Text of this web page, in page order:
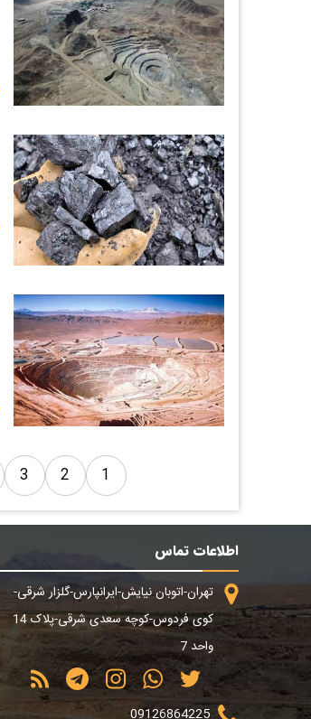
1
2
3
اطلاعات تماس
تهران-اتوبان نیایش-ایرانپارس-گلزار شرقی-
کوی فردوس-کوچه سعدی شرقی-پلاک 14
واحد 7
09126864225